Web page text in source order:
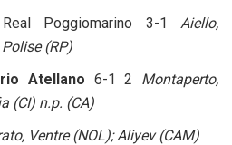
Poggiomarino 3-1 Aiello,
(RP)
Atellano 6-1 2 Montaperto,
(CI) n.p. (CA)
Ventre (NOL); Aliyev (CAM)